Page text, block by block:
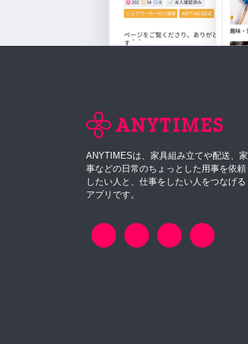
ANYTIMESは、家具組み立てや配送、家
事などの日常のちょっとした用事を依頼
したい人と、仕事をしたい人をつなげる
アプリです。